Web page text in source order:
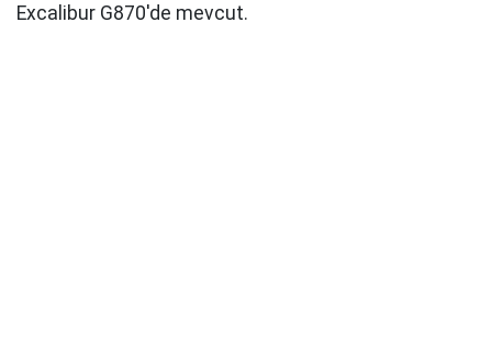
Excalibur G870'de mevcut.